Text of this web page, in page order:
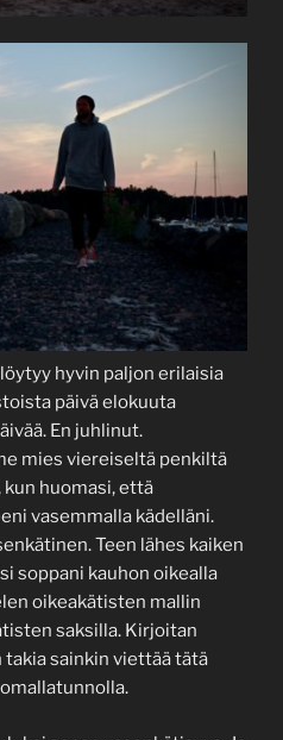
hyvin paljon erilaisia
päivä elokuuta
En juhlinut.
mies viereiseltä penkiltä
kun huomasi, että
vasemmalla kädelläni.
Teen lähes kaiken
soppani kauhon oikealla
oikeakätisten mallin
saksilla. Kirjoitan
takia sainkin viettää tätä